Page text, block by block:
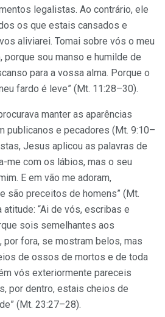
legalistas. Ao contrário, ele
os que estais cansados e
aliviarei. Tomai sobre vós o meu
porque sou manso e humilde de
para a vossa alma. Porque o
fardo é leve” (Mt. 11:28–30).
manter as aparências
publicanos e pecadores (Mt. 9:10–
Jesus aplicou as palavras de
me com os lábios, mas o seu
E em vão me adoram,
são preceitos de homens” (Mt.
atitude: “Ai de vós, escribas e
sois semelhantes aos
por fora, se mostram belos, mas
de ossos de mortos e de toda
vós exteriormente pareceis
por dentro, estais cheios de
(Mt. 23:27–28).